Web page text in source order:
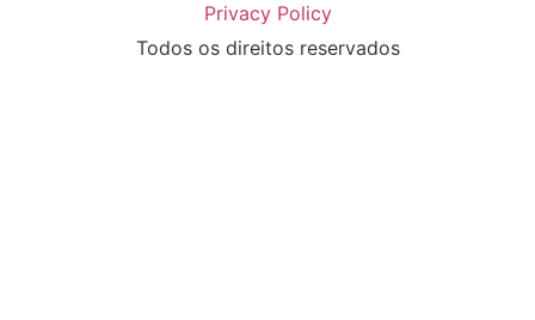
Privacy Policy
Todos os direitos reservados